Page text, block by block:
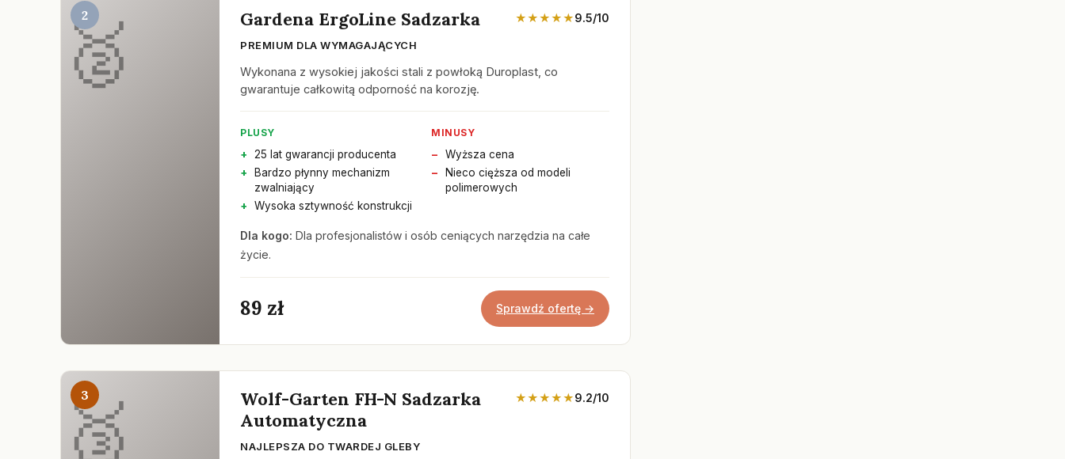
2 Gardena ErgoLine Sadzarka ★★★★★9.5/10
PREMIUM DLA WYMAGAJĄCYCH
Wykonana z wysokiej jakości stali z powłoką Duroplast, co
gwarantuje całkowitą odporność na korozję.
PLUSY
25 lat gwarancji producenta
Bardzo płynny mechanizm
zwalniający
Wysoka sztywność konstrukcji
MINUSY
Wyższa cena
Nieco cięższa od modeli
polimerowych
Dla kogo: Dla profesjonalistów i osób ceniących narzędzia na całe
życie.
89 zł Sprawdź ofertę →
3
Wolf-Garten FH-N Sadzarka
Automatyczna
★★★★★9.2/10
NAJLEPSZA DO TWARDEJ GLEBY